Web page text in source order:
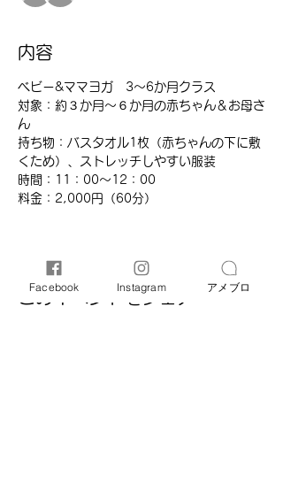
内容
ベビー&ママヨガ　3～6か月クラス
対象：約３か月～６か月の赤ちゃん＆お母さ
ん
持ち物：バスタオル1枚（赤ちゃんの下に敷
くため）、ストレッチしやすい服装
時間：11：00～12：00
​料金：2,000円（60分）​
このイベントをシェア
Facebook Instagram アメブロ